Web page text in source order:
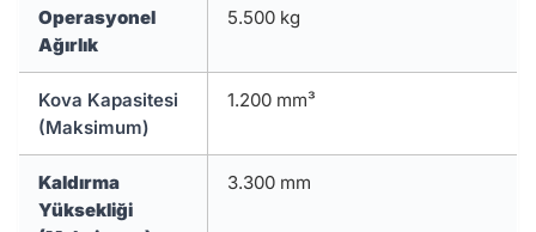
Operasyonel
Ağırlık
5.500 kg
Kova Kapasitesi
(Maksimum)
1.200 mm³
Kaldırma
Yüksekliği
3.300 mm